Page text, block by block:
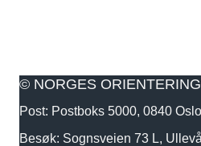
© NORGES
Post: Postboks 5000, 0840 Oslo
Besøk: Sognsveien 73 L,